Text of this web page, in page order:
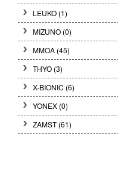
LEUKO (1)
MIZUNO (0)
MMOA (45)
THYO (3)
X-BIONIC (6)
YONEX (0)
ZAMST(61)